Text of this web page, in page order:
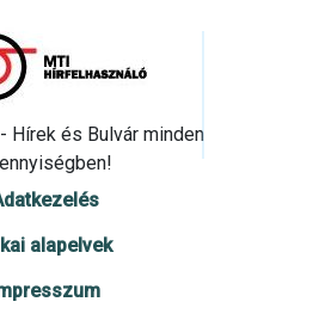
Hírek és Bulvár minden
alapelvek